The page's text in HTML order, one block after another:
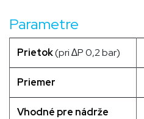
Parametre
Prietok(pri ∆P 0,2 bar)
Priemer
Vhodné pre nádrže